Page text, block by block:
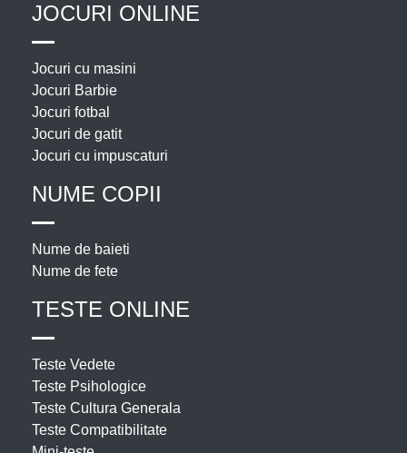
JOCURI ONLINE
Jocuri cu masini
Jocuri Barbie
Jocuri fotbal
Jocuri de gatit
Jocuri cu impuscaturi
NUME COPII
Nume de baieti
Nume de fete
TESTE ONLINE
Teste Vedete
Teste Psihologice
Teste Cultura Generala
Teste Compatibilitate